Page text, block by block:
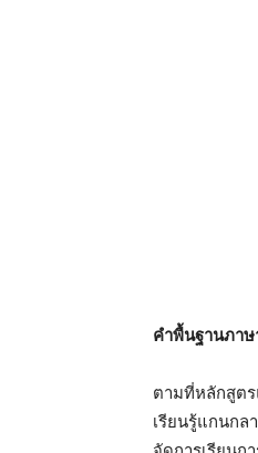
คําพื้นฐานภาษ
ตามที่หลักสูต
เรียนรู้แกนกล